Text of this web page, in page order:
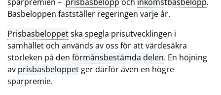
Basbeloppen fastställer regeringen varje år.
Prisbasbeloppetska spegla prisutvecklingen i
samhället och används av oss för att värdesäkra
storleken på den förmånsbestämda delen. En höjning
av prisbasbeloppet ger därför även en högre
sparpremie.